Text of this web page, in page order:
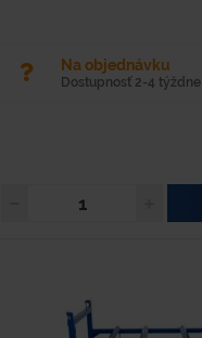
Na objednávku
Dostupnosť 2-4 týždne